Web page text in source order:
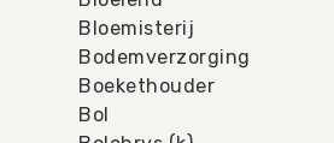
Bloemisterij
Bodemverzorging
Boekethouder
Bol